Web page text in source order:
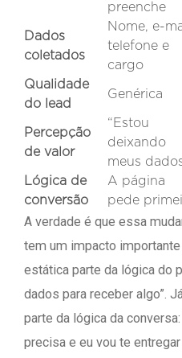
preenche
Dados
coletados
Nome, e-
telefone e
cargo
Qualidade
do lead
Genérica
Percepção
de valor
“Estou
deixando
meus
Lógica de
conversão
A página
pede
A verdade é que essa
tem um impacto
estática parte da lógica do
dados para receber algo”.
parte da lógica da
precisa e eu vou te